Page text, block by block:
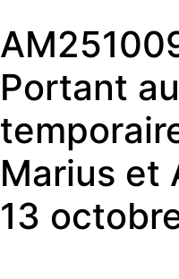
Portant
Marius et
13